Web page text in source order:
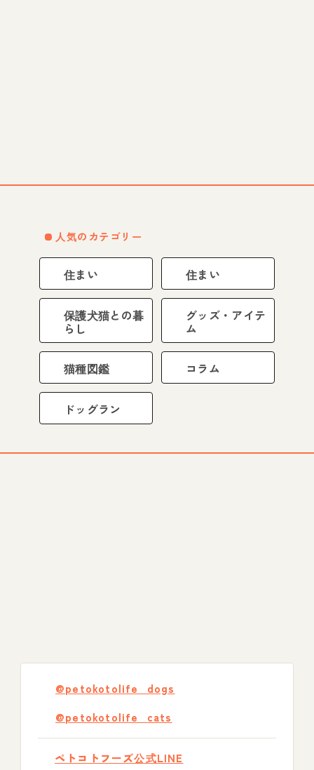
人気のカテゴリー
住まい 住まい
保護犬猫との暮
らし
グッズ・アイテ
ム
猫種図鑑 コラム
ドッグラン
@petokotolife_dogs
@petokotolife_cats
ペトコトフーズ公式LINE